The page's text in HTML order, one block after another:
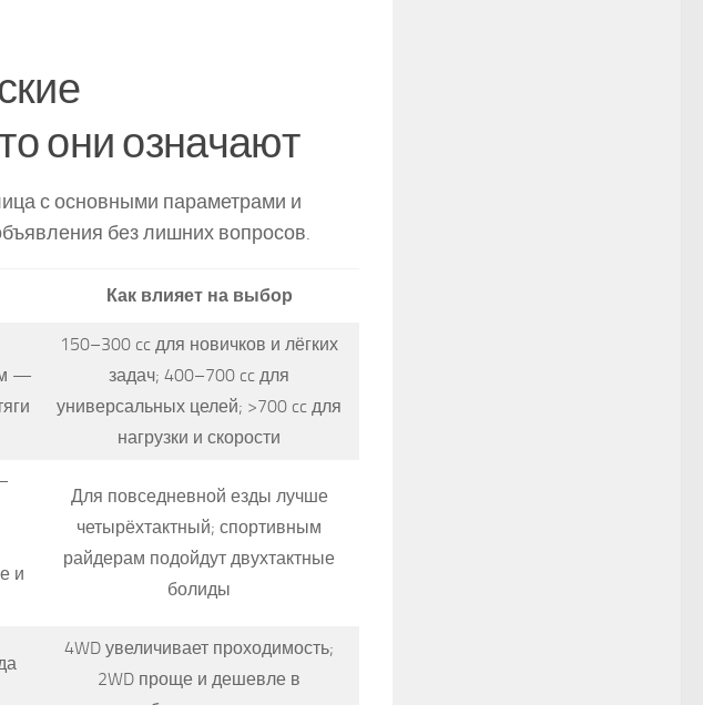
они означают
с основными параметрами и
без лишних вопросов.
Как влияет на выбор
—
150–300 cc для новичков и лёгких
задач; 400–700 cc для
универсальных целей; >700 cc для
нагрузки и скорости
и
Для повседневной езды лучше
четырёхтактный; спортивным
райдерам подойдут двухтактные
болиды
4WD увеличивает проходимость;
2WD проще и дешевле в